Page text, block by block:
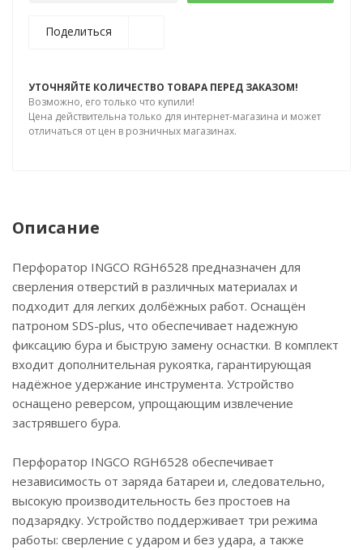
Поделиться
УТОЧНЯЙТЕ КОЛИЧЕСТВО ТОВАРА ПЕРЕД ЗАКАЗОМ!
Возможно, его только что купили!
Цена действительна только для интернет-магазина и может
отличаться от цен в розничных магазинах.
Описание
Перфоратор INGCO RGH6528 предназначен для
сверления отверстий в различных материалах и
подходит для легких долбёжных работ. Оснащён
патроном SDS-plus, что обеспечивает надежную
фиксацию бура и быструю замену оснастки. В комплект
входит дополнительная рукоятка, гарантирующая
надёжное удержание инструмента. Устройство
оснащено реверсом, упрощающим извлечение
застрявшего бура.
Перфоратор INGCO RGH6528 обеспечивает
независимость от заряда батареи и, следовательно,
высокую производительность без простоев на
подзарядку. Устройство поддерживает три режима
работы: сверление с ударом и без удара, а также